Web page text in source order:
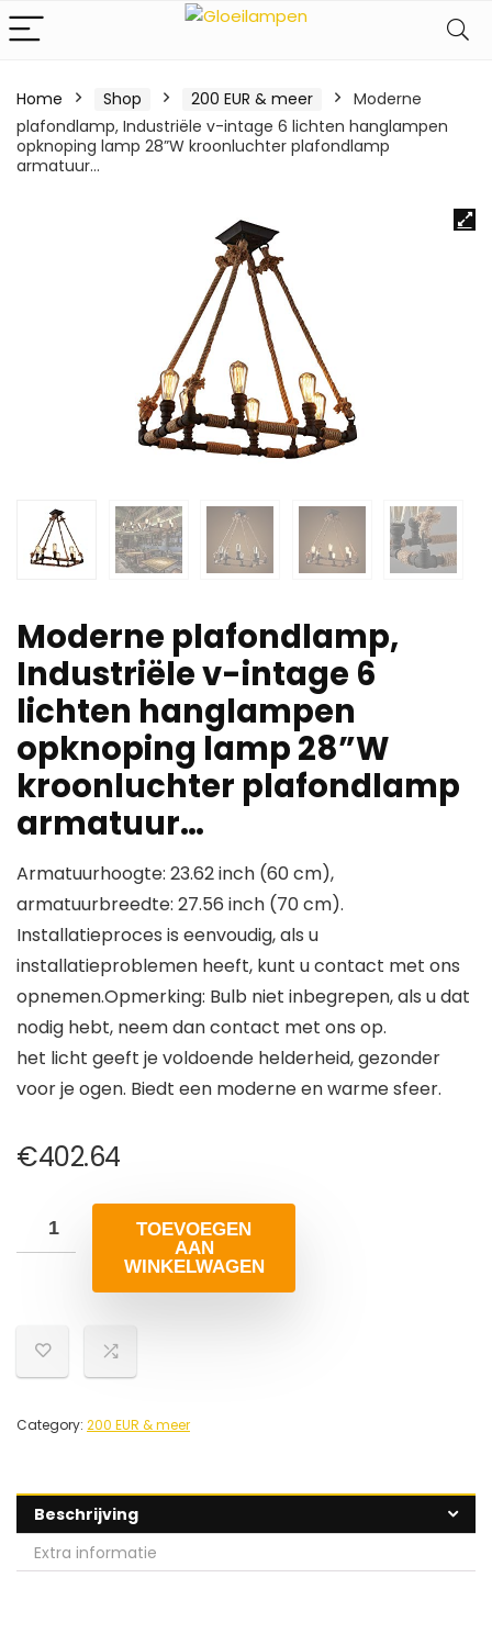
Home Shop 200 EUR & meer
Moderne
plafondlamp, Industriële v-intage 6 lichten hanglampen
opknoping lamp 28”W kroonluchter plafondlamp
armatuur…
Moderne plafondlamp,
Industriële v-intage 6
lichten hanglampen
opknoping lamp 28”W
kroonluchter plafondlamp
armatuur…
Armatuurhoogte: 23.62 inch (60 cm),
armatuurbreedte: 27.56 inch (70 cm).
Installatieproces is eenvoudig, als u
installatieproblemen heeft, kunt u contact met ons
opnemen.Opmerking: Bulb niet inbegrepen, als u dat
nodig hebt, neem dan contact met ons op.
het licht geeft je voldoende helderheid, gezonder
voor je ogen. Biedt een moderne en warme sfeer.
€402.64
TOEVOEGEN
AAN
WINKELWAGEN
Category: 200 EUR & meer
Beschrijving
Extra informatie